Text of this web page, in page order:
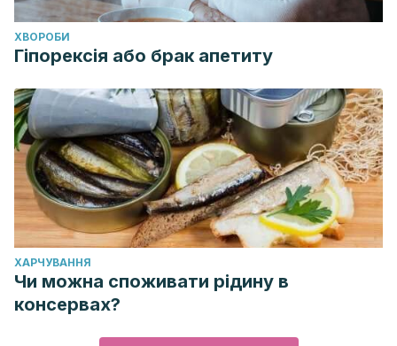
ХВОРОБИ
Гіпорексія або брак апетиту
ХАРЧУВАННЯ
Чи можна споживати рідину в
консервах?